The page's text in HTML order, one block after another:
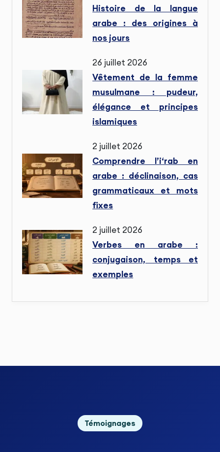
Histoire de la langue
arabe : des origines à
nos jours
26 juillet 2026
Vêtement de la femme
musulmane : pudeur,
élégance et principes
islamiques
2 juillet 2026
Comprendre l’i‘rab en
arabe : déclinaison, cas
grammaticaux et mots
fixes
2 juillet 2026
Verbes en arabe :
conjugaison, temps et
exemples
Témoignages